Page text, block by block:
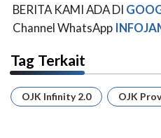
BERITA KAMI ADA DI
Channel WhatsApp
Tag Terkait
OJK Infinity 2.0 OJK